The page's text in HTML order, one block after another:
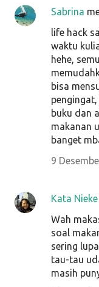
Sabrina
life hack
waktu
hehe,
bisa
buku dan
makanan
banget
9
Kata Nieke
Wah
soal
sering
tau-tau
masih